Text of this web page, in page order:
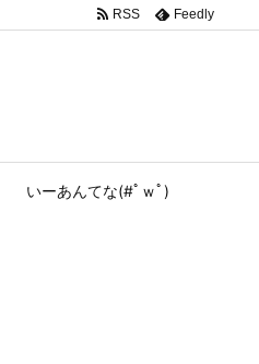
いーあんてな(#ﾟｗﾟ)
RSS Feedly